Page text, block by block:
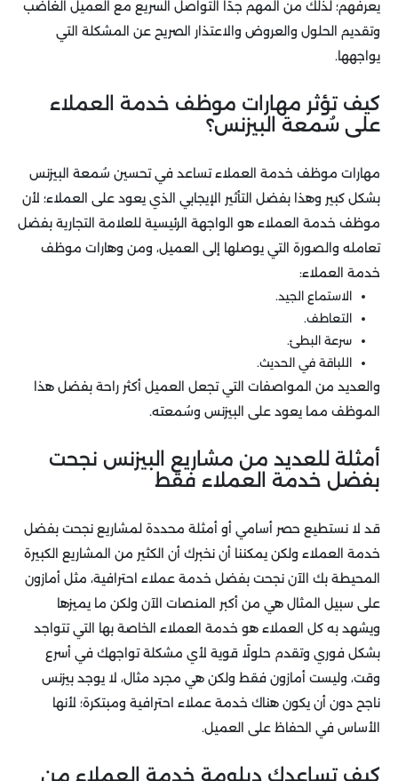
يعرفهم؛ لذلك من المهم جدًا التواصل السريع مع العميل الغاضب
وتقديم الحلول والعروض والاعتذار الصريح عن المشكلة التي
يواجهها.
كيف تؤثر مهارات موظف خدمة العملاء
على سُمعة البيزنس؟
مهارات موظف خدمة العملاء تساعد في تحسين سُمعة البيزنس
بشكل كبير وهذا بفضل التأثير الإيجابي الذي يعود على العملاء؛ لأن
موظف خدمة العملاء هو الواجهة الرئيسية للعلامة التجارية بفضل
تعامله والصورة التي يوصلها إلى العميل، ومن وهارات موظف
خدمة العملاء:
الاستماع الجيد.
التعاطف.
سرعة البطئ.
اللباقة في الحديث.
والعديد من المواصفات التي تجعل العميل أكثر راحة بفضل هذا
الموظف مما يعود على البيزنس وسُمعته.
أمثلة للعديد من مشاريع البيزنس نجحت
بفضل خدمة العملاء فقط
قد لا نستطيع حصر أسامي أو أمثلة محددة لمشاريع نجحت بفضل
خدمة العملاء ولكن يمكننا أن نخبرك أن الكثير من المشاريع الكبيرة
المحيطة بك الآن نجحت بفضل خدمة عملاء احترافية، مثل أمازون
على سبيل المثال هي من أكبر المنصات الآن ولكن ما يميزها
ويشهد به كل العملاء هو خدمة العملاء الخاصة بها التي تتواجد
بشكل فوري وتقدم حلولًا قوية لأي مشكلة تواجهك في أسرع
وقت، وليست أمازون فقط ولكن هي مجرد مثال، لا يوجد بيزنس
ناجح دون أن يكون هناك خدمة عملاء احترافية ومبتكرة؛ لأنها
الأساس في الحفاظ على العميل.
كيف تساعدك دبلومة خدمة العملاء من